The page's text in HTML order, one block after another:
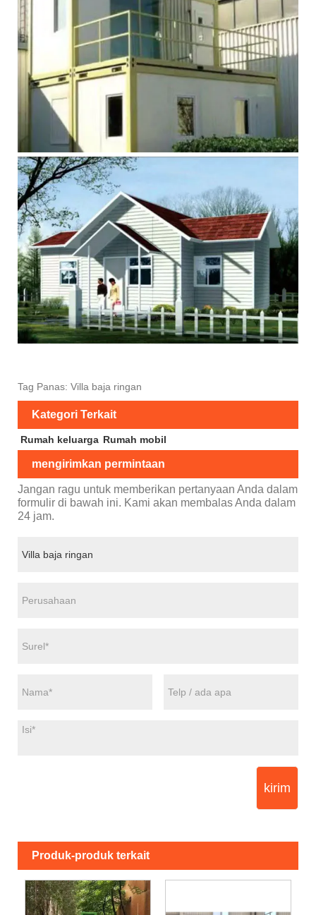
Tag Panas: Villa baja ringan
Kategori Terkait
Rumah keluarga Rumah mobil
mengirimkan permintaan
Jangan ragu untuk memberikan pertanyaan Anda dalam
formulir di bawah ini. Kami akan membalas Anda dalam
24 jam.
kirim
Produk-produk terkait